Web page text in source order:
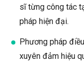
sĩ từng công tác
pháp hiện đại.
Phương pháp
xuyên đảm hiệu